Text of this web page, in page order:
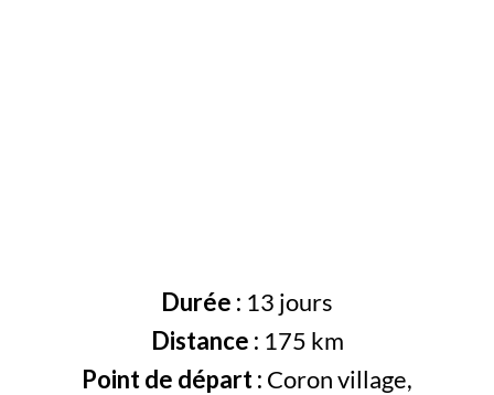
Durée : 13 jours
Distance : 175 km
Point de départ : Coron village,